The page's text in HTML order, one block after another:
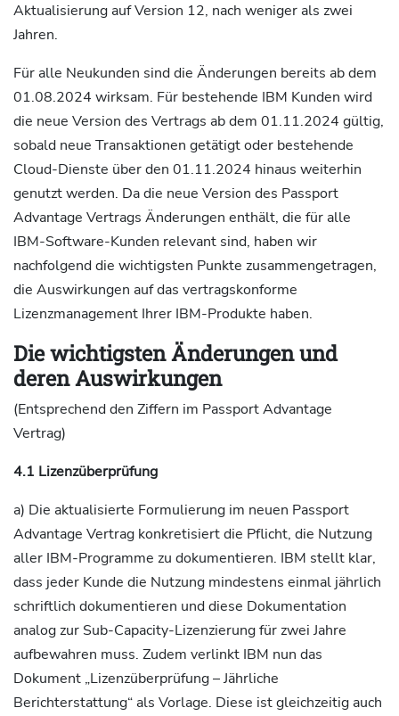
Aktualisierung auf Version 12, nach weniger als zwei
Jahren.
Für alle Neukunden sind die Änderungen bereits ab dem
01.08.2024 wirksam. Für bestehende IBM Kunden wird
die neue Version des Vertrags ab dem 01.11.2024 gültig,
sobald neue Transaktionen getätigt oder bestehende
Cloud-Dienste über den 01.11.2024 hinaus weiterhin
genutzt werden. Da die neue Version des Passport
Advantage Vertrags Änderungen enthält, die für alle
IBM-Software-Kunden relevant sind, haben wir
nachfolgend die wichtigsten Punkte zusammengetragen,
die Auswirkungen auf das vertragskonforme
Lizenzmanagement Ihrer IBM-Produkte haben.
Die wichtigsten Änderungen und
deren Auswirkungen
(Entsprechend den Ziffern im Passport Advantage
Vertrag)
4.1 Lizenzüberprüfung
a) Die aktualisierte Formulierung im neuen Passport
Advantage Vertrag konkretisiert die Pflicht, die Nutzung
aller IBM-Programme zu dokumentieren. IBM stellt klar,
dass jeder Kunde die Nutzung mindestens einmal jährlich
schriftlich dokumentieren und diese Dokumentation
analog zur Sub-Capacity-Lizenzierung für zwei Jahre
aufbewahren muss. Zudem verlinkt IBM nun das
Dokument „Lizenzüberprüfung – Jährliche
Berichterstattung“ als Vorlage. Diese ist gleichzeitig auch